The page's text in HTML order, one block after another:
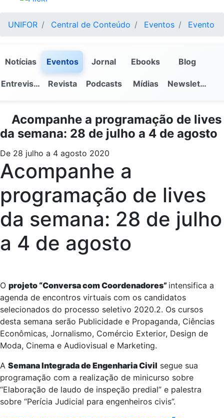
UNIFOR Central de Conteúdo Eventos Evento
Notícias Eventos Jornal Ebooks Blog
Entrevistas Revista Podcasts Mídias Newsletter
Acompanhe a programação de lives
da semana: 28 de julho a 4 de agosto
De 28 julho a 4 agosto 2020
Acompanhe a
programação de lives
da semana: 28 de julho
a 4 de agosto
O projeto “Conversa com Coordenadores” intensifica a
agenda de encontros virtuais com os candidatos
selecionados do processo seletivo 2020.2. Os cursos
desta semana serão Publicidade e Propaganda, Ciências
Econômicas, Jornalismo, Comércio Exterior, Design de
Moda, Cinema e Audiovisual e Marketing.
A Semana Integrada de Engenharia Civil segue sua
programação com a realização de minicurso sobre
“Elaboração de laudo de inspeção predial” e palestra
sobre “Perícia Judicial para engenheiros civis”.